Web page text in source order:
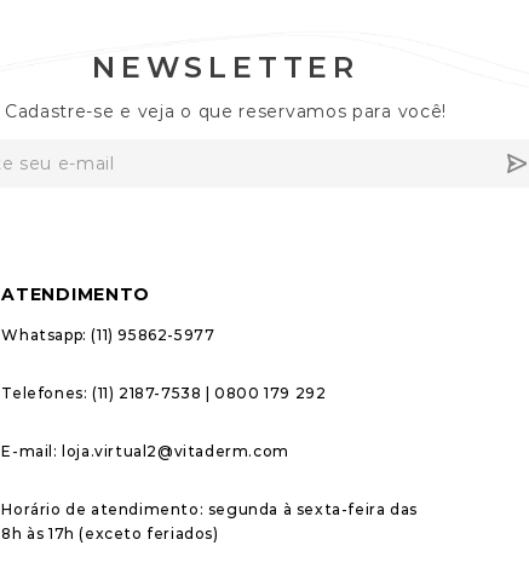
NEWSLETTER
Cadastre-se e veja o que reservamos para você!
ATENDIMENTO
Whatsapp: (11) 95862-5977
Telefones: (11) 2187-7538 | 0800 179 292
E-mail: loja.virtual2@vitaderm.com
Horário de atendimento: segunda à sexta-feira das
8h às 17h (exceto feriados)